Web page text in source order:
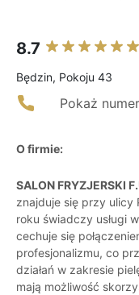
8.7
Będzin, Pokoju 43
Pokaż
O firmie:
SALON FRYZJERSKI
znajduje się przy ulicy
roku świadczy usługi
cechuje się
profesjonalizmu, co
działań w zakresie
mają możliwość